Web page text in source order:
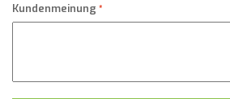
Kundenmeinung